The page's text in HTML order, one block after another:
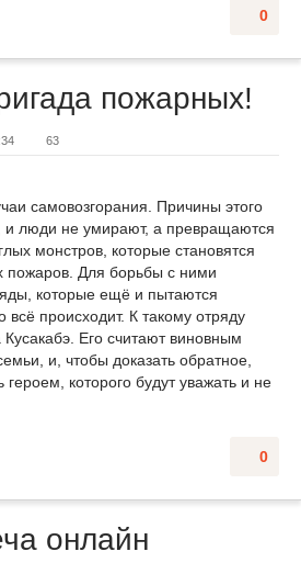
0
пожарных!
63
самовозгорания. Причины этого
люди не умирают, а превращаются
монстров, которые становятся
пожаров. Для борьбы с ними
которые ещё и пытаются
всё происходит. К такому отряду
Его считают виновным
и, чтобы доказать обратное,
героем, которого будут уважать и не
0
онлайн